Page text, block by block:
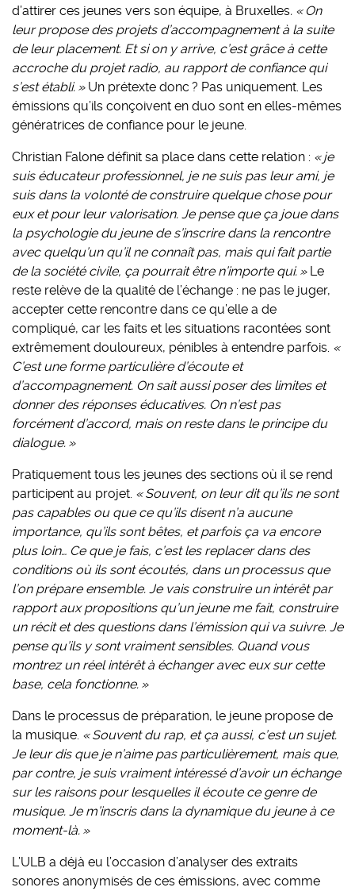
d’attirer ces jeunes vers son équipe, à Bruxelles. « On
leur propose des projets d’accompagnement à la suite
de leur placement. Et si on y arrive, c’est grâce à cette
accroche du projet radio, au rapport de confiance qui
s’est établi. » Un prétexte donc ? Pas uniquement. Les
émissions qu’ils conçoivent en duo sont en elles-mêmes
génératrices de confiance pour le jeune.
Christian Falone définit sa place dans cette relation : « je
suis éducateur professionnel, je ne suis pas leur ami, je
suis dans la volonté de construire quelque chose pour
eux et pour leur valorisation. Je pense que ça joue dans
la psychologie du jeune de s’inscrire dans la rencontre
avec quelqu’un qu’il ne connaît pas, mais qui fait partie
de la société civile, ça pourrait être n’importe qui. » Le
reste relève de la qualité de l’échange : ne pas le juger,
accepter cette rencontre dans ce qu’elle a de
compliqué, car les faits et les situations racontées sont
extrêmement douloureux, pénibles à entendre parfois. «
C’est une forme particulière d’écoute et
d’accompagnement. On sait aussi poser des limites et
donner des réponses éducatives. On n’est pas
forcément d’accord, mais on reste dans le principe du
dialogue. »
Pratiquement tous les jeunes des sections où il se rend
participent au projet. « Souvent, on leur dit qu’ils ne sont
pas capables ou que ce qu’ils disent n’a aucune
importance, qu’ils sont bêtes, et parfois ça va encore
plus loin… Ce que je fais, c’est les replacer dans des
conditions où ils sont écoutés, dans un processus que
l’on prépare ensemble. Je vais construire un intérêt par
rapport aux propositions qu’un jeune me fait, construire
un récit et des questions dans l’émission qui va suivre. Je
pense qu’ils y sont vraiment sensibles. Quand vous
montrez un réel intérêt à échanger avec eux sur cette
base, cela fonctionne. »
Dans le processus de préparation, le jeune propose de
la musique. « Souvent du rap, et ça aussi, c’est un sujet.
Je leur dis que je n’aime pas particulièrement, mais que,
par contre, je suis vraiment intéressé d’avoir un échange
sur les raisons pour lesquelles il écoute ce genre de
musique. Je m’inscris dans la dynamique du jeune à ce
moment-là. »
L’ULB a déjà eu l’occasion d’analyser des extraits
sonores anonymisés de ces émissions, avec comme